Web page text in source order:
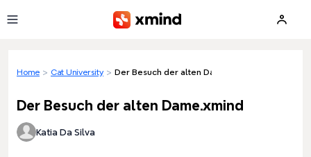
Home > Cat University > Der Besuch der alten Dame.xmind
Der Besuch der alten Dame.xmind
Katia Da Silva